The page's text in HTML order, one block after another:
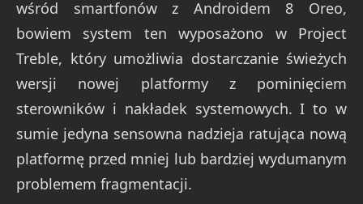
wśród smartfonów z Androidem 8 Oreo,
bowiem system ten wyposażono w Project
Treble, który umożliwia dostarczanie świeżych
wersji nowej platformy z pominięciem
sterowników i nakładek systemowych. I to w
sumie jedyna sensowna nadzieja ratująca nową
platformę przed mniej lub bardziej wydumanym
problemem fragmentacji.